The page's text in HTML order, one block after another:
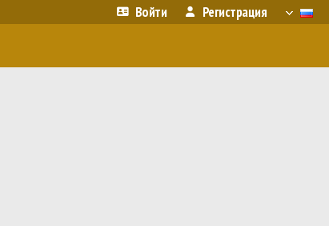
Войти Регистрация